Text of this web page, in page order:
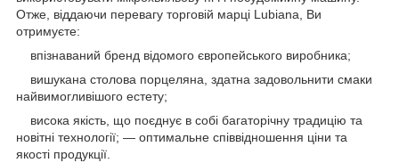
Отже, віддаючи перевагу торговій марці Lubiana, Ви
отримуєте:
впізнаваний бренд відомого європейського виробника;
вишукана столова порцеляна, здатна задовольнити смаки
найвимогливішого естету;
висока якість, що поєднує в собі багаторічну традицію та
новітні технології; — оптимальне співвідношення ціни та
якості продукції.